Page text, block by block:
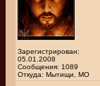
Зарегистрирован:
05.01.2008
Сообщения: 1089
Откуда: Мытищи, МО